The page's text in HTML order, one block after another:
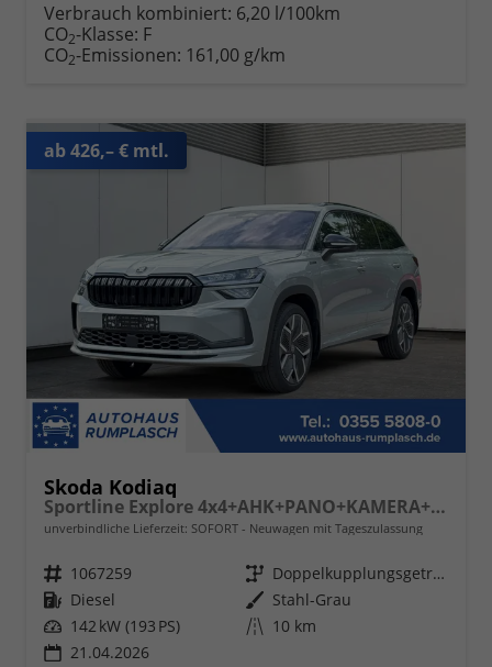
Verbrauch kombiniert: 6,20 l/100km
CO2-Klasse: F
CO2-Emissionen: 161,00 g/km
ab 426,– € mtl.
Skoda Kodiaq
Sportline Explore 4x4+AHK+PANO+KAMERA+EL. HECKKL.+NAVI+20 LM
unverbindliche Lieferzeit: SOFORT Neuwagen mit Tageszulassung
Fahrzeugnr. 1067259 Getriebe
Doppelkupplungsgetriebe (DSG)
Kraftstoff Diesel Außenfarbe Stahl-Grau
Leistung 142 kW (193 PS) Kilometerstand 10 km
21.04.2026